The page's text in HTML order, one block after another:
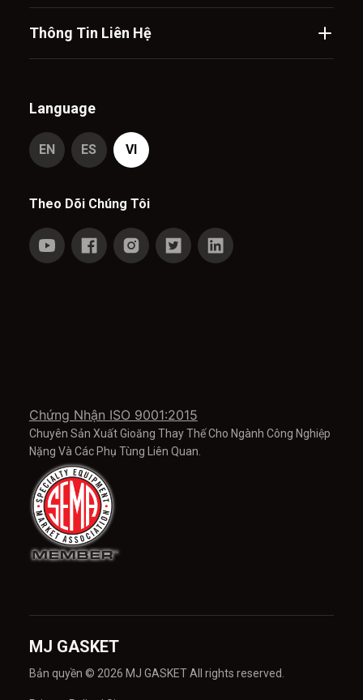
Thông Tin Liên Hệ
Chứng Nhận ISO 9001:2015
Chuyên Sản Xuất Gioăng Thay Thế Cho Ngành Công Nghiệp
Nặng Và Các Phụ Tùng Liên Quan.
Language
EN ES VI
Theo Dõi Chúng Tôi
MJ GASKET
Bản quyền © 2026 MJ GASKET All rights reserved.